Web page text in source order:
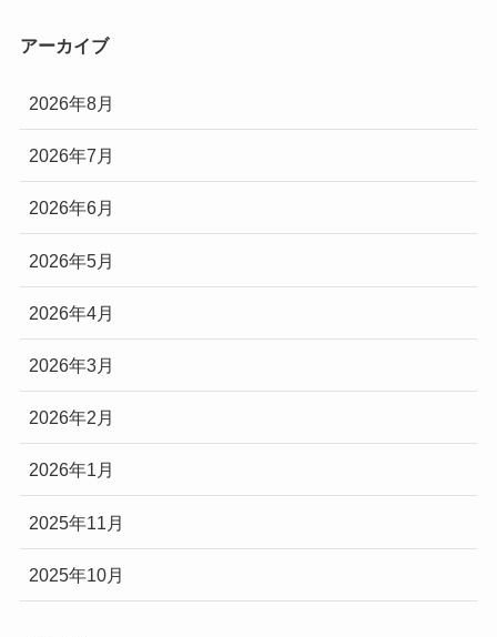
アーカイブ
2026年8月
2026年7月
2026年6月
2026年5月
2026年4月
2026年3月
2026年2月
2026年1月
2025年11月
2025年10月